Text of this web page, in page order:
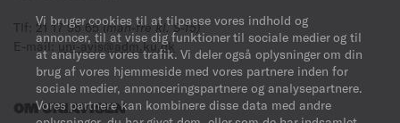
Vi bruger cookies til at tilpasse vores indhold og
annoncer, til at vise dig funktioner til sociale medier og til
at analysere vores trafik. Vi deler også oplysninger om din
brug af vores hjemmeside med vores partnere inden for
sociale medier, annonceringspartnere og analysepartnere.
Vores partnere kan kombinere disse data med andre
Tlf: 21 17 95 65(man-fre kl. 9-15)
E-mail:uni-avis@adm.ku.dk
OM UNIAVISEN